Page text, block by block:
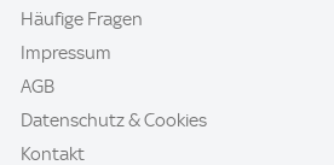
Häufige Fragen
Impressum
AGB
Datenschutz & Cookies
Kontakt